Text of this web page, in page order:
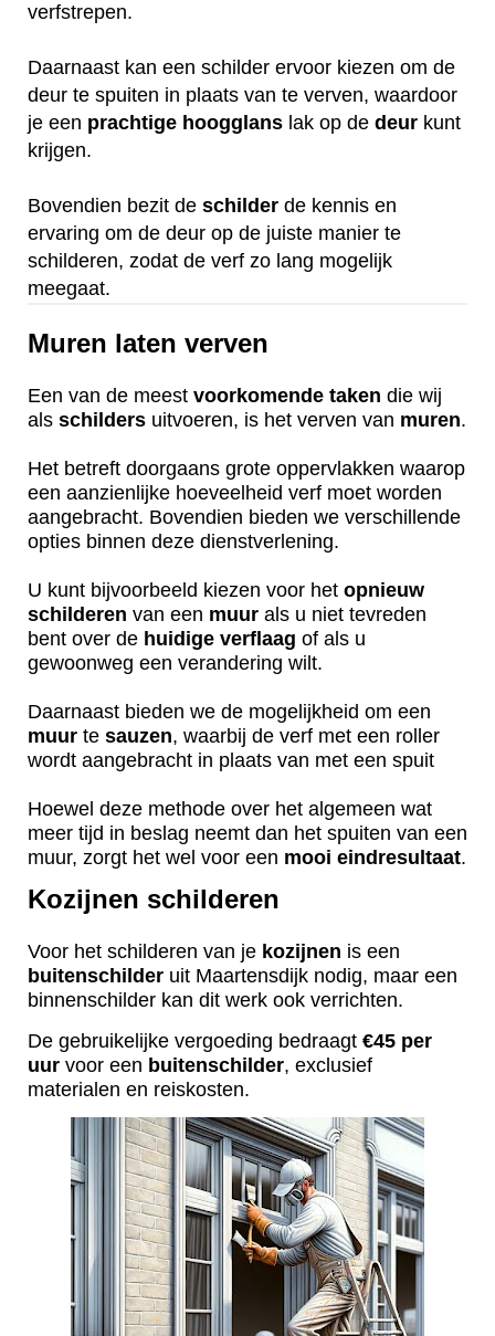
verfstrepen.
Daarnaast kan een schilder ervoor kiezen om de
deur te spuiten in plaats van te verven, waardoor
je een prachtige hoogglans lak op de deur kunt
krijgen.
Bovendien bezit de schilder de kennis en
ervaring om de deur op de juiste manier te
schilderen, zodat de verf zo lang mogelijk
meegaat.
Muren laten verven
Een van de meest voorkomende taken die wij
als schilders uitvoeren, is het verven van muren.
Het betreft doorgaans grote oppervlakken waarop
een aanzienlijke hoeveelheid verf moet worden
aangebracht. Bovendien bieden we verschillende
opties binnen deze dienstverlening.
U kunt bijvoorbeeld kiezen voor het opnieuw
schilderen van een muur als u niet tevreden
bent over de huidige verflaag of als u
gewoonweg een verandering wilt.
Daarnaast bieden we de mogelijkheid om een
muur te sauzen, waarbij de verf met een roller
wordt aangebracht in plaats van met een spuit
Hoewel deze methode over het algemeen wat
meer tijd in beslag neemt dan het spuiten van een
muur, zorgt het wel voor een mooi eindresultaat.
Kozijnen schilderen
Voor het schilderen van je kozijnen is een
buitenschilder uit Maartensdijk nodig, maar een
binnenschilder kan dit werk ook verrichten.
De gebruikelijke vergoeding bedraagt €45 per
uur voor een buitenschilder, exclusief
materialen en reiskosten.